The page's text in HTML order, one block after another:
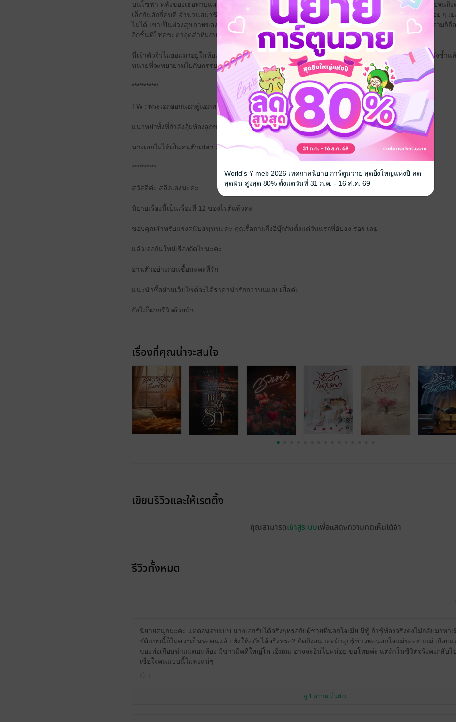
บนโซฟา หลังของเธอทาบแผงอกกว้างของเขา ธนินวางคางบนไหล่ของหญิงสาวพลางชวนคุยนั่นนี่ไปเรื่อยจนถึง
เล็กกันสักกี่คนดี จำนวนสมาชิกตัวจิ๋ว ๆ ในบ้านก็เป็นเรื่องสำคัญ ถึงเขาจะร่ำรวยมหาศาล แต่จะมีเจ้าตัวน้อย ๆ เ
ไม่ได้ เขาเป็นห่วงสุขภาพของเพชรลดา ไม่อยากให้อุ้มท้องหลายครั้ง มีลูกกันแค่สองคนก็พอ แล้วถ้ามีคนที่สามก็ถื
อีกชิ้นที่โชคชะตาอุตส่าห์มอบให้ แต่จะมีไม่มากกว่านี้แล้ว
นี่เจ้าตัวจิ๋วไม่ยอมมาอยู่ในท้องของเพชรลดาสักที เขาก็ไม่อยากให้ความร่วมมือเธอด้วย เหมือนว่าเมื่อผิดหวังซ้ำแ
หน่ายที่จะพยายามไปกับภรรยา
***********
TW : พระเอกออกนอกลู่นอกทาง ใจร้ายกับนางเอกที่เป็นภรรยา
แนวหย่าทั้งที่กำลังอุ้มท้องลูกของพระเอกค่ะ
นางเอกไม่ได้เป็นคนตัวเปล่า มีพี่ ๆ ที่รักมากและปกป้องเธอ
**********
สวัสดีค่ะ สลีลเองนะคะ
นิยายเรื่องนี้เป็นเรื่องที่ 12 ของไรต์แล้วค่ะ
ขอบคุณสำหรับแรงสนับสนุนนะคะ คุณรี้ดถามถึงอีบุ๊กกันตั้งแต่วันแรกที่อัปลง รอร เลย
แล้วเจอกันใหม่เรื่องถัดไปนะคะ
อ่านตัวอย่างก่อนซื้อนะคะที่รัก
แนะนำซื้อผ่านเว็บไซต์จะได้ราคาน่ารักกว่าบนแอปเปิ้ลค่ะ
ยังไงก็ฝากรีวิวด้วยน้า
เรื่องที่คุณน่าจะสนใจ
เขียนรีวิวและให้เรตติ้ง
คุณสามารถเข้าสู่ระบบเพื่อแสดงความคิดเห็นได้จ้า
รีวิวทั้งหมด
นิยายสนุกนะคะ แต่ตอนจบแบบ นางเอกรับได้จริงๆหรอกับผู้ชายที่นอกใจเมีย มีชู้ ถ้าชู้ท้องจริงคงไม่กลับมาหา
บัติแบบนี้ก็ไม่ควรเป็นพ่อคนแล้ว ยังให้อภัยได้จริงหรอ? คิดถึงอนาคตถ้าลูกรู้ข่าวพ่อนอกใจแม่ขออย่าแม่ เกือบ
ของพ่อเกือบฆ่าแม่ตอนท้อง มีข่าวมีคดีใหญ่โต เอิ่มมม อาจจะอินไปหน่อย ขอโทษค่ะ แต่ถ้าในชีวิตจริงคงกลับไ
เชื่อใจคนแบบนี้ไม่ลงแน่ๆ
ดู 1 ความเห็นย่อย
World's Y meb 2026 เทศกาลนิยาย การ์ตูนวาย สุดยิ่งใหญ่แห่งปี ลด
สุดฟิน สูงสุด 80% ตั้งแต่วันที่ 31 ก.ค. - 16 ส.ค. 69